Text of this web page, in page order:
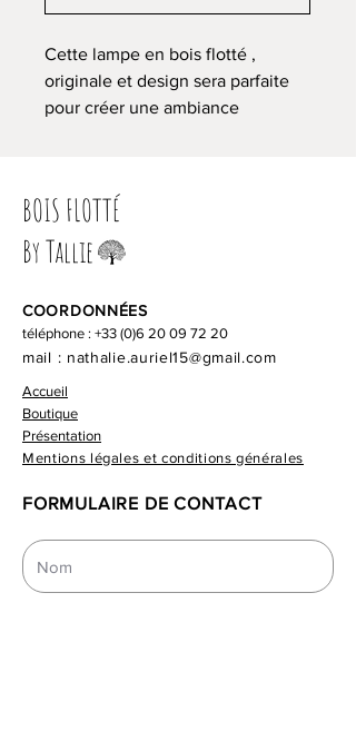
Cette lampe en bois flotté ,
originale et design sera parfaite
pour créer une ambiance
L'abat jour est de conception
unique et artisanale, il est
fleur en papier de soie.
Le papier de soie "Yryu" que
tradition japonnaise à partir de
fibre de murier. Il signifie "nuage
de dragon" et assure une
Le morceau de bois flotté a été
forme originale, il a été poncé et
traité avec de la cire d'abeille
BOIS FLOTTÉ
By Tallie
COORDONNÉES
téléphone : +33 (0)6 20 09 72 20
mail : nathalie.auriel15@gmail.com
Accueil
Boutique
Présentation
Mentions légales et conditions générales
FORMULAIRE DE CONTACT